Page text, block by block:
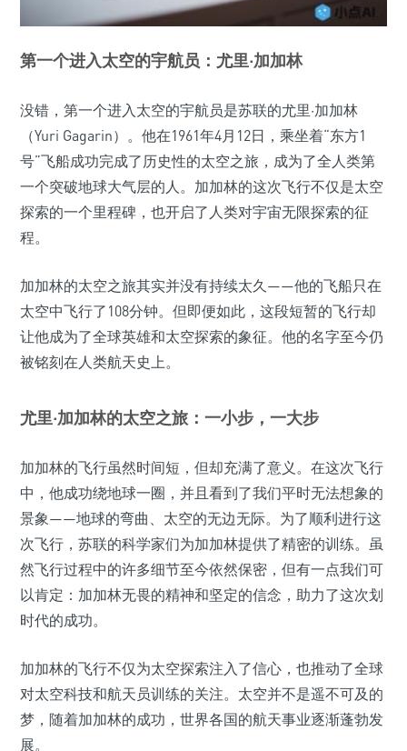
第一个进入太空的宇航员：尤里·加加林
没错，第一个进入太空的宇航员是苏联的尤里·加加林
（Yuri Gagarin）。他在1961年4月12日，乘坐着“东方1
号”飞船成功完成了历史性的太空之旅，成为了全人类第
一个突破地球大气层的人。加加林的这次飞行不仅是太空
探索的一个里程碑，也开启了人类对宇宙无限探索的征
程。
加加林的太空之旅其实并没有持续太久——他的飞船只在
太空中飞行了108分钟。但即便如此，这段短暂的飞行却
让他成为了全球英雄和太空探索的象征。他的名字至今仍
被铭刻在人类航天史上。
尤里·加加林的太空之旅：一小步，一大步
加加林的飞行虽然时间短，但却充满了意义。在这次飞行
中，他成功绕地球一圈，并且看到了我们平时无法想象的
景象——地球的弯曲、太空的无边无际。为了顺利进行这
次飞行，苏联的科学家们为加加林提供了精密的训练。虽
然飞行过程中的许多细节至今依然保密，但有一点我们可
以肯定：加加林无畏的精神和坚定的信念，助力了这次划
时代的成功。
加加林的飞行不仅为太空探索注入了信心，也推动了全球
对太空科技和航天员训练的关注。太空并不是遥不可及的
梦，随着加加林的成功，世界各国的航天事业逐渐蓬勃发
展。